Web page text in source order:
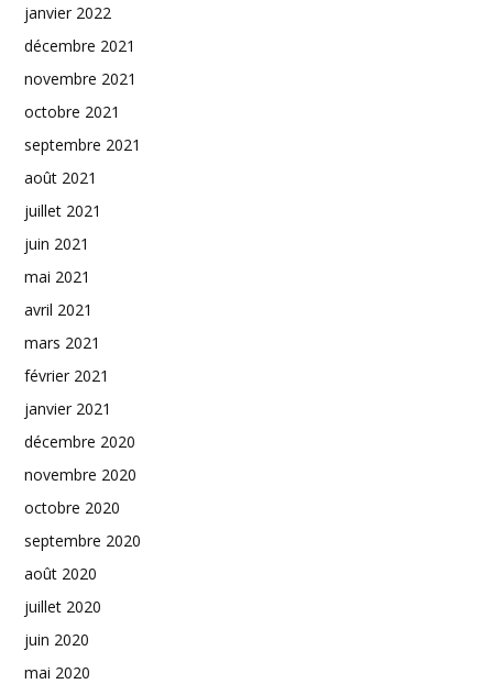
janvier 2022
décembre 2021
novembre 2021
octobre 2021
septembre 2021
août 2021
juillet 2021
juin 2021
mai 2021
avril 2021
mars 2021
février 2021
janvier 2021
décembre 2020
novembre 2020
octobre 2020
septembre 2020
août 2020
juillet 2020
juin 2020
mai 2020